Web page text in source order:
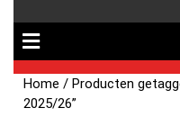
Home / Producten
2025/26”